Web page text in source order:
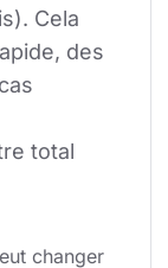
Cela
des
total
changer